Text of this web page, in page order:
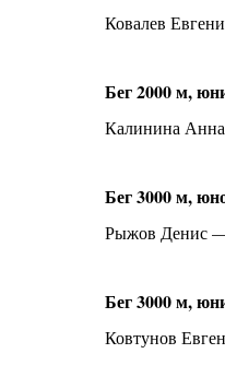
Ковалев
Бег 2000 м,
Калинина
Бег 3000 м,
Рыжов Денис
Бег 3000 м,
Ковтунов